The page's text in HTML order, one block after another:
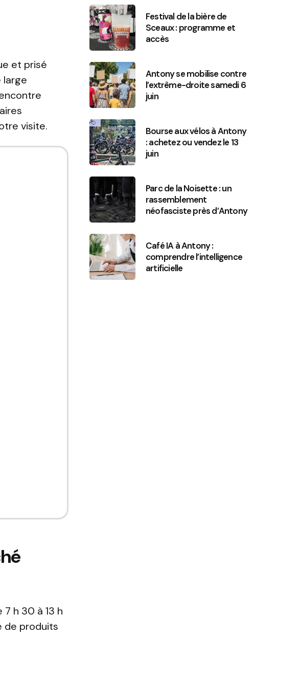
et prisé
large
visite.
h 30 à 13 h
de produits
Festival de la bière de
Sceaux : programme et
accès
Antony se mobilise contre
l’extrême-droite samedi 6
juin
Bourse aux vélos à Antony
: achetez ou vendez le 13
juin
Parc de la Noisette : un
rassemblement
néofasciste près d’Antony
Café IA à Antony :
comprendre l’intelligence
artificielle